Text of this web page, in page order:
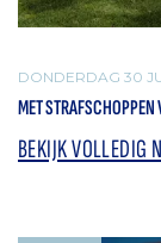
DONDERDAG 30
MET STRAFSCHOPPEN
BEKIJK VOLLEDIG